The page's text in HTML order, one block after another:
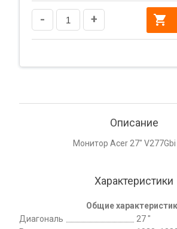
- +
Описание
Монитор Acer 27" V277Gbi
Характеристики
Общие
Диагональ
27 "